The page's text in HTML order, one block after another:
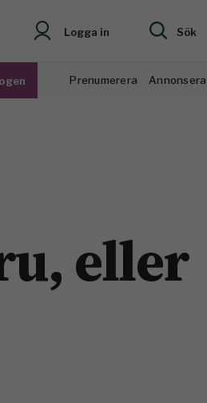
Logga in Sök
Prenumerera Annonsera
eller